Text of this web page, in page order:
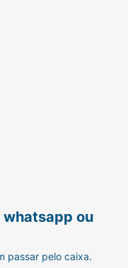
whatsapp ou
passar pelo caixa.